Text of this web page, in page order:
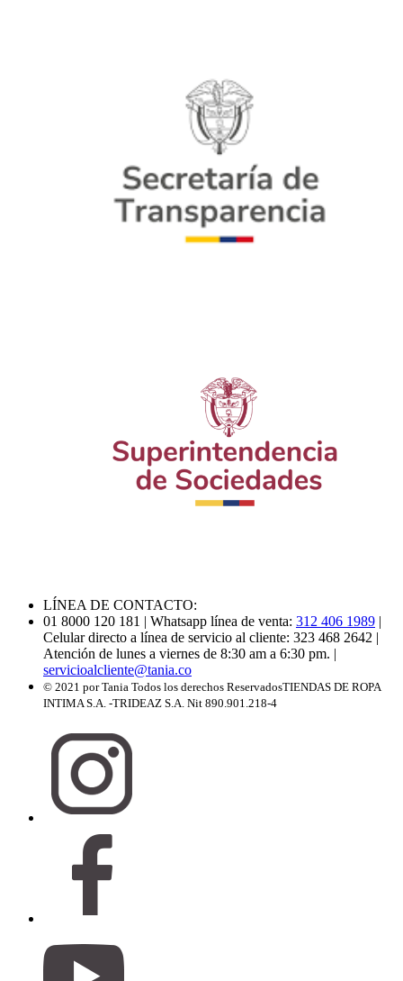
LÍNEA DE CONTACTO:
01 8000 120 181 | Whatsapp línea de venta: 312 406 1989 |
Celular directo a línea de servicio al cliente: 323 468 2642 |
Atención de lunes a viernes de 8:30 am a 6:30 pm. |
servicioalcliente@tania.co
© 2021 por Tania Todos los derechos ReservadosTIENDAS DE ROPA
INTIMA S.A. -TRIDEAZ S.A. Nit 890.901.218-4